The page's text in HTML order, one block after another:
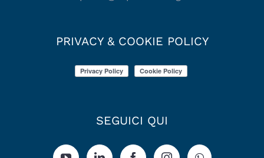
PRIVACY & COOKIE POLICY
SEGUICI QUI